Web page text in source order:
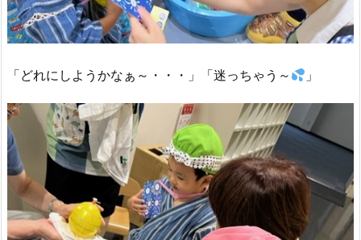
「どれにしようかなぁ～・・・」「迷っちゃう～ 」